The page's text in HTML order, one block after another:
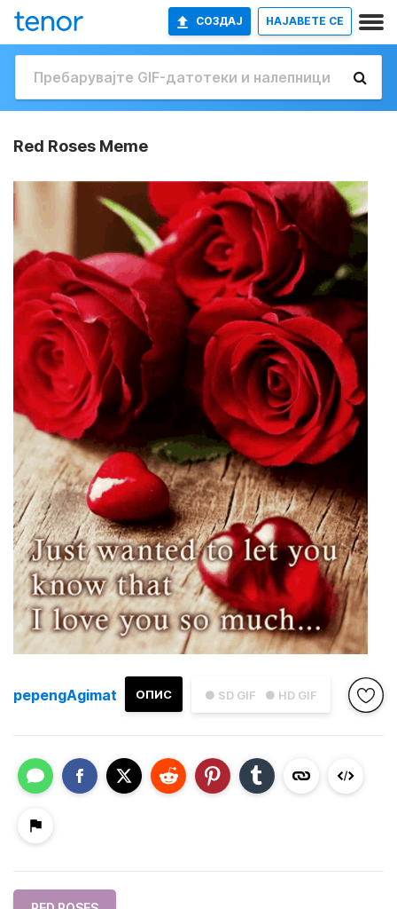
СОЗДАЈ НАЈАВETE СЕ
Red Roses Meme
● SD GIF ● HD GIF
ОПИС
pepengAgimat